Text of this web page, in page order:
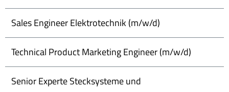
Sales Engineer Elektrotechnik (m/w/d)
Technical Product Marketing Engineer (m/w/d)
Senior Experte Stecksysteme und